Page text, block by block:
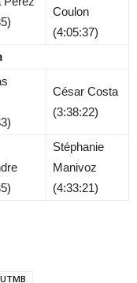
Coulon
(4:05:37)
César Costa
(3:38:22)
Stéphanie
Manivoz
(4:33:21)
UTMB